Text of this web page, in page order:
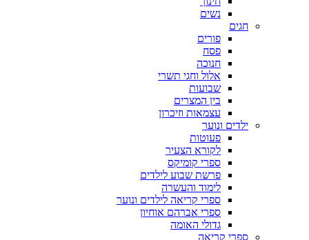
נשים
חגים
פורים
פסח
חנוכה
אלול וחגי תשרי
שבועות
בין המצרים
עצמאות וזיכרון
ילדים ונוער
פעוטות
לקורא הצעיר
ספרי קומיקס
פרשת שבוע לילדים
לימוד והעשרה
ספרי קריאה לילדים ונוער
ספרי אברהם אוחיון
גדולי האומה
ספרי קריאה